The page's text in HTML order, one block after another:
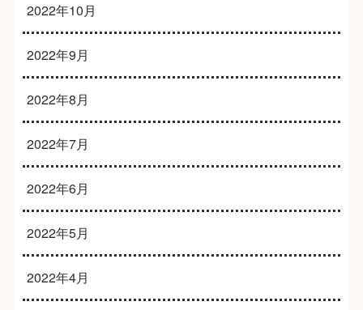
2022年10月
2022年9月
2022年8月
2022年7月
2022年6月
2022年5月
2022年4月